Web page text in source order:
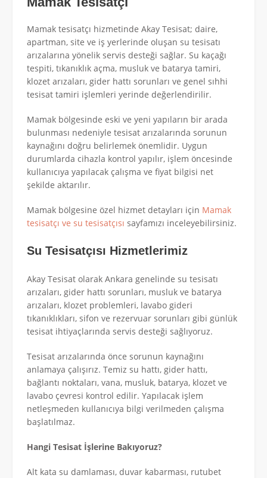
Mamak tesisatçı hizmetinde Akay Tesisat; daire,
apartman, site ve iş yerlerinde oluşan su tesisatı
arızalarına yönelik servis desteği sağlar. Su kaçağı
tespiti, tıkanıklık açma, musluk ve batarya tamiri,
klozet arızaları, gider hattı sorunları ve genel sıhhi
tesisat tamiri işlemleri yerinde değerlendirilir.
Mamak bölgesinde eski ve yeni yapıların bir arada
bulunması nedeniyle tesisat arızalarında sorunun
kaynağını doğru belirlemek önemlidir. Uygun
durumlarda cihazla kontrol yapılır, işlem öncesinde
kullanıcıya yapılacak çalışma ve fiyat bilgisi net
şekilde aktarılır.
Mamak bölgesine özel hizmet detayları için Mamak
tesisatçı ve su tesisatçısı sayfamızı inceleyebilirsiniz.
Su Tesisatçısı Hizmetlerimiz
Akay Tesisat olarak Ankara genelinde su tesisatı
arızaları, gider hattı sorunları, musluk ve batarya
arızaları, klozet problemleri, lavabo gideri
tıkanıklıkları, sifon ve rezervuar sorunları gibi günlük
tesisat ihtiyaçlarında servis desteği sağlıyoruz.
Tesisat arızalarında önce sorunun kaynağını
anlamaya çalışırız. Temiz su hattı, gider hattı,
bağlantı noktaları, vana, musluk, batarya, klozet ve
lavabo çevresi kontrol edilir. Yapılacak işlem
netleşmeden kullanıcıya bilgi verilmeden çalışma
başlatılmaz.
Hangi Tesisat İşlerine Bakıyoruz?
Alt kata su damlaması, duvar kabarması, rutubet